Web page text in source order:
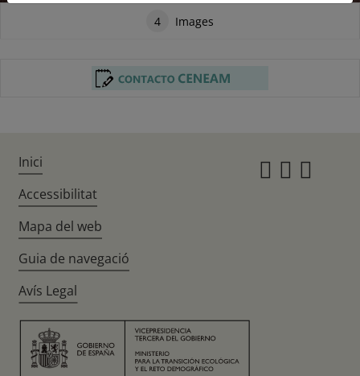
4 Images
Inici
Accessibilitat
Mapa del web
Guia de navegació
Avís Legal